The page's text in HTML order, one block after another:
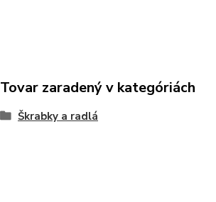
Tovar zaradený v kategóriách
Škrabky a radlá